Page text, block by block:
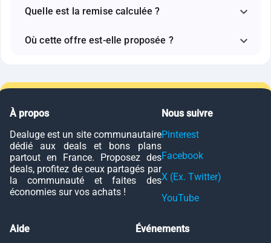
Quelle est la remise calculée ?
Où cette offre est-elle proposée ?
À propos
Dealuge est un site communautaire
dédié aux deals et bons plans
partout en France. Proposez des
deals, profitez de ceux partagés par
la communauté et faites des
économies sur vos achats !
Nous suivre
Pinterest
Facebook
X (Ex. Twitter)
YouTube
Aide
Événements